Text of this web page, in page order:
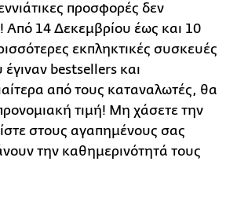
προσφορές δεν
Από 14 Δεκεμβρίου έως και 10
εκπληκτικές συσκευές
bestsellers και
από τους καταναλωτές, θα
τιμή! Μη χάσετε την
στους αγαπημένους σας
την καθημερινότητά τους